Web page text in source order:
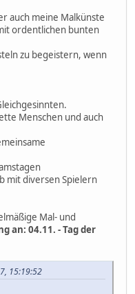
auch meine Malkünste
ordentlichen bunten
zu begeistern, wenn
Menschen und auch
mit diversen Spielern
Mal- und
an: 04.11. - Tag der
15:19:52